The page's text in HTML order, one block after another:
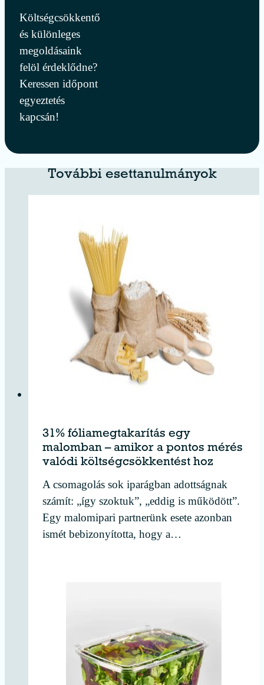
Költségcsökkentő
és különleges
megoldásaink
felöl érdeklődne?
Keressen időpont
egyeztetés
kapcsán!
További esettanulmányok
31% fóliamegtakarítás egy
malomban – amikor a pontos mérés
valódi költségcsökkentést hoz
A csomagolás sok iparágban adottságnak
számít: „így szoktuk”, „eddig is működött”.
Egy malomipari partnerünk esete azonban
ismét bebizonyította, hogy a…